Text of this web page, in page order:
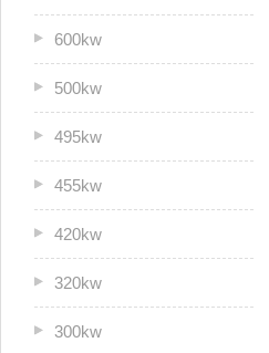
600kw
500kw
495kw
455kw
420kw
320kw
300kw